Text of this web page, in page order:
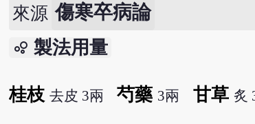
來源 傷寒卒病論
bubble_chart 製法用量
桂枝 去皮 3兩 芍藥 3兩 甘草 炙